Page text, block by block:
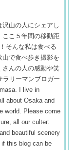
沢山の人にシェアし
ここ５年間の移動距
そんな私は食べる
で食べ歩き撮影を
さんの人の感動や笑
ラリーマンブロガー
I live in
about Osaka and
world. Please come
all our culter:
beautiful scenery
this blog can be